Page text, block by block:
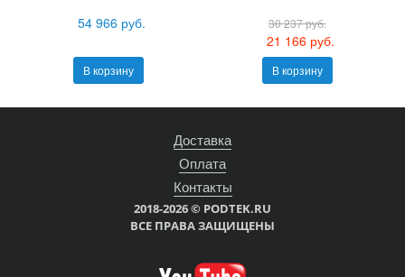
54 966 руб.
В корзину
30 237 руб.
21 166 руб.
В корзину
Доставка
Оплата
Контакты
2018-2026 © PODTEK.RU
ВСЕ ПРАВА ЗАЩИЩЕНЫ